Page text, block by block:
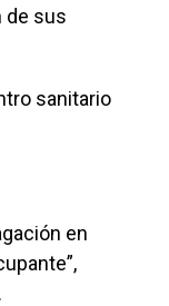
de sus
sanitario
en